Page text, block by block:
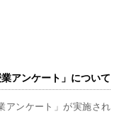
アンケート」について
アンケート」が実施され